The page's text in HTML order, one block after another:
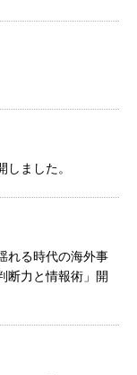
しました。
れる時代の海外事
力と情報術」 開